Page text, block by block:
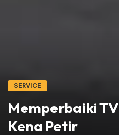
SERVICE
Memperbaiki
Kena Petir